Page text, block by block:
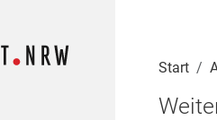
Start